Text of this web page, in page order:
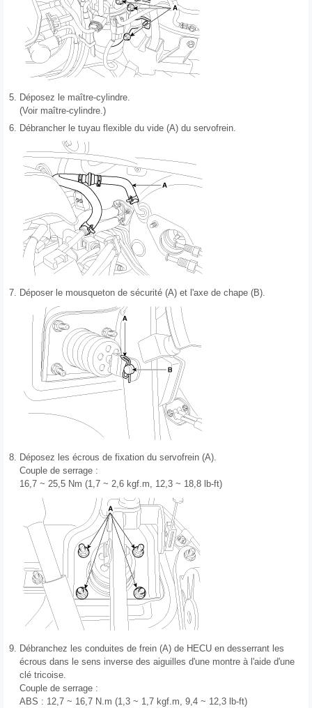
5. Déposez le maître-cylindre.
(Voir maître-cylindre.)
6. Débrancher le tuyau flexible du vide (A) du servofrein.
7. Déposer le mousqueton de sécurité (A) et l'axe de chape (B).
8. Déposez les écrous de fixation du servofrein (A).
Couple de serrage :
16,7 ~ 25,5 Nm (1,7 ~ 2,6 kgf.m, 12,3 ~ 18,8 lb-ft)
9. Débranchez les conduites de frein (A) de HECU en desserrant les
écrous dans le sens inverse des aiguilles d'une montre à l'aide d'une
clé tricoise.
Couple de serrage :
ABS : 12,7 ~ 16,7 N.m (1,3 ~ 1,7 kgf.m, 9,4 ~ 12,3 lb-ft)